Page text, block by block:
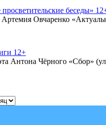
беседы»
Овчаренко
12+
Антона Чёрного «Сбор»